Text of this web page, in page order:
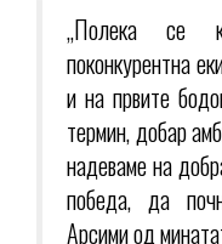
„Полека се
поконкурентна
и на првите
термин, добар
надеваме на
победа, да
Арсими од